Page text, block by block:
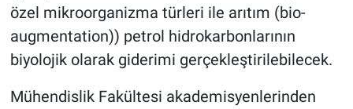
özel mikroorganizma türleri ile arıtım (bio-
augmentation)) petrol hidrokarbonlarının
biyolojik olarak giderimi gerçekleştirilebilecek.
Mühendislik Fakültesi akademisyenlerinden